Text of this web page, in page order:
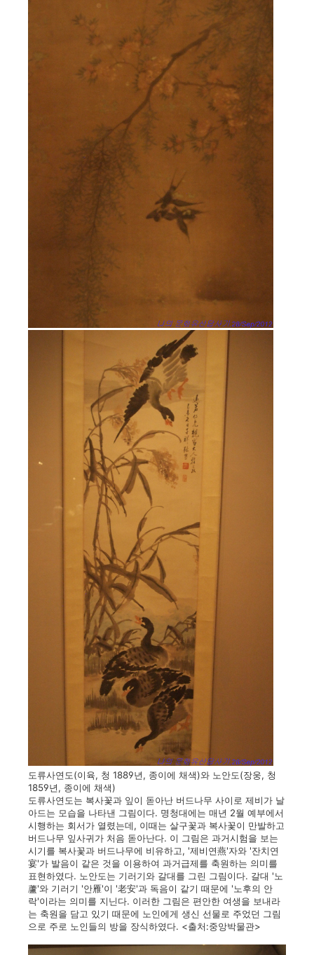
도류사연도(이육, 청 1889년, 종이에 채색)와 노안도(장웅, 청
1859년, 종이에 채색)
도류사연도는 복사꽃과 잎이 돋아난 버드나무 사이로 제비가 날
아드는 모습을 나타낸 그림이다. 명청대에는 매년 2월 예부에서
시행하는 회서가 열렸는데, 이때는 살구꽃과 복사꽃이 만발하고
버드나무 잎사귀가 처음 돋아난다. 이 그림은 과거시험을 보는
시기를 복사꽃과 버드나무에 비유하고, '제비연燕'자와 '잔치연
宴'가 발음이 같은 것을 이용하여 과거급제를 축원하는 의미를
표현하였다. 노안도는 기러기와 갈대를 그린 그림이다. 갈대 '노
蘆'와 기러기 '안雁'이 '老安'과 독음이 같기 때문에 '노후의 안
락'이라는 의미를 지닌다. 이러한 그림은 편안한 여생을 보내라
는 축원을 담고 있기 때문에 노인에게 생신 선물로 주었던 그림
으로 주로 노인들의 방을 장식하였다. <출처:중앙박물관>